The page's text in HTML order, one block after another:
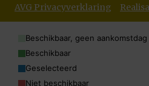
AVG Privacyverklaring
Beschikbaar, geen aankomstdag
Beschikbaar
Geselecteerd
Niet beschikbaar